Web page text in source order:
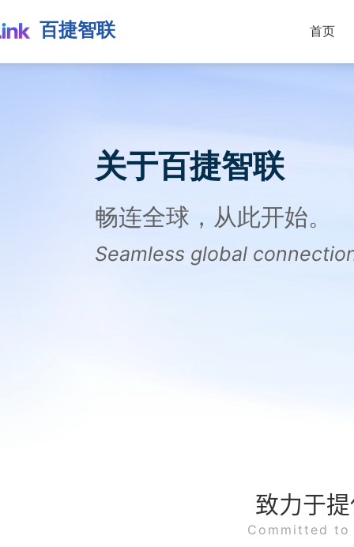
百捷智联 首页
关于百捷智联
畅连全球，从此开始。
Seamless global
致力于
Committed